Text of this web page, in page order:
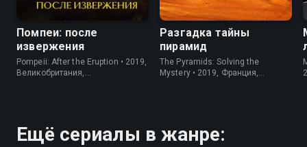
Помпеи: после
извержения
Pompeii: After the Eruption • 2019,
Великобритания,
Разгадка тайны
пирамид
The Pyramids: Solving the
Mystery • 2019, Франция,
Ещё сериалы в жанре: